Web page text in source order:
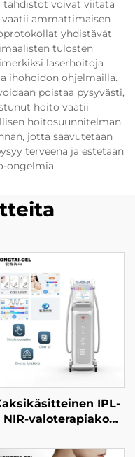
tähdistöt voivat viitata
vaatii ammattimaisen
yhdistävät
tulosten
laserhoitoja
ihohoidon ohjelmailla.
poistaa pysyvästi,
hoito vaatii
hoitosuunnitelman
jotta saavutetaan
terveenä ja estetään
ongelmia.
IPL-
NIR-valoterapiakone
ihovalkaisuun,